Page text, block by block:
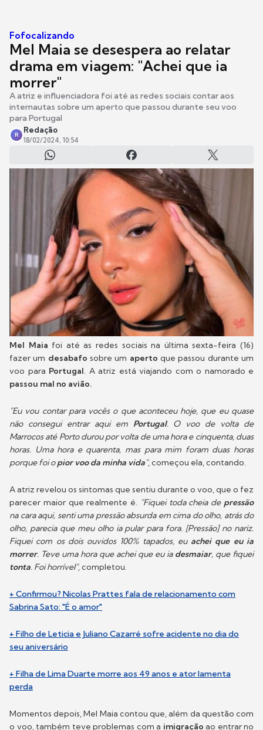
Fofocalizando
Mel Maia se desespera ao relatar
drama em viagem: "Achei que ia
morrer"
A atriz e influenciadora foi até as redes sociais contar aos
internautas sobre um aperto que passou durante seu voo
para Portugal
R
Redação
18/02/2024, 10:54
Mel Maia foi até as redes sociais na última sexta-feira (16)
fazer um desabafosobre um apertoque passou durante um
voo para Portugal. A atriz está viajando com o namorado e
passou mal no avião.
"Eu vou contar para vocês o que aconteceu hoje, que eu quase
não consegui entrar aqui em Portugal. O voo de volta de
Marrocos até Porto durou por volta de uma hora e cinquenta, duas
horas. Uma hora e quarenta, mas para mim foram duas horas
porque foi opior voo da minha vida", começou ela, contando.
A atriz revelou os sintomas que sentiu durante o voo, que o fez
parecer maior que realmente é. "Fiquei toda cheia de pressão
na cara aqui, senti uma pressão absurda em cima do olho, atrás do
olho, parecia que meu olho ia pular para fora. [Pressão] no nariz.
Fiquei com os dois ouvidos 100% tapados, euachei que eu ia
morrer. Teve uma hora que achei que eu ia desmaiar, que fiquei
tonta. Foi horrível", completou.
+ Confirmou? Nicolas Prattes fala de relacionamento com
Sabrina Sato: "É o amor"
+ Filho de Leticia e Juliano Cazarré sofre acidente no dia do
seu aniversário
+ Filha de Lima Duarte morre aos 49 anos e ator lamenta
perda
Momentos depois, Mel Maia contou que, além da questão com
o voo, também teve problemas com a imigração ao entrar no